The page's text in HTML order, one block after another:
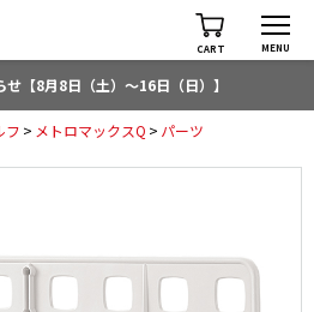
CART MENU
【8月8日（土）～16日（日）】
フ > メトロマックスQ > パーツ